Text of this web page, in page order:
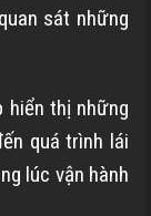
sát những
hiển thị những
quá trình lái
lúc vận hành